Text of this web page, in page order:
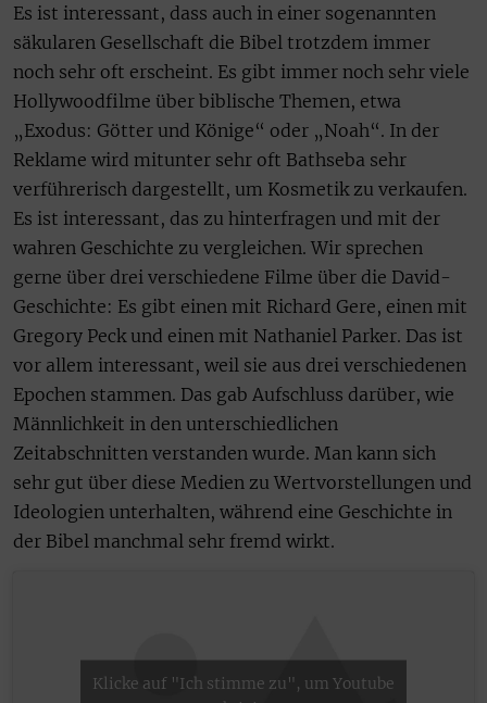
Es ist interessant, dass auch in einer sogenannten
säkularen Gesellschaft die Bibel trotzdem immer
noch sehr oft erscheint. Es gibt immer noch sehr viele
Hollywoodfilme über biblische Themen, etwa
„Exodus: Götter und Könige“ oder „Noah“. In der
Reklame wird mitunter sehr oft Bathseba sehr
verführerisch dargestellt, um Kosmetik zu verkaufen.
Es ist interessant, das zu hinterfragen und mit der
wahren Geschichte zu vergleichen. Wir sprechen
gerne über drei verschiedene Filme über die David-
Geschichte: Es gibt einen mit Richard Gere, einen mit
Gregory Peck und einen mit Nathaniel Parker. Das ist
vor allem interessant, weil sie aus drei verschiedenen
Epochen stammen. Das gab Aufschluss darüber, wie
Männlichkeit in den unterschiedlichen
Zeitabschnitten verstanden wurde. Man kann sich
sehr gut über diese Medien zu Wertvorstellungen und
Ideologien unterhalten, während eine Geschichte in
der Bibel manchmal sehr fremd wirkt.
Klicke auf "Ich stimme zu", um Youtube